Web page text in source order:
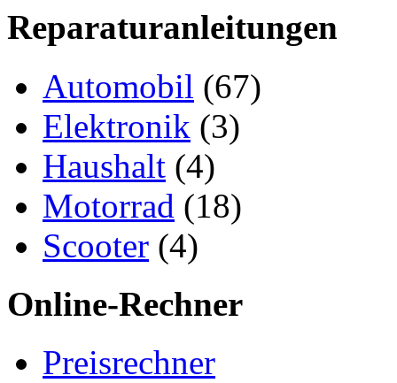
Reparaturanleitungen
Automobil (67)
Elektronik (3)
Haushalt (4)
Motorrad (18)
Scooter (4)
Online-Rechner
Preisrechner